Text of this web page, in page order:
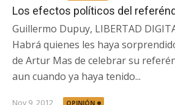
Los efectos políticos del
Guillermo Dupuy, LIBERTAD
Habrá quienes les haya
de Artur Mas de celebrar su
aun cuando ya haya tenido...
Nov 9, 2012 OPINIÓN